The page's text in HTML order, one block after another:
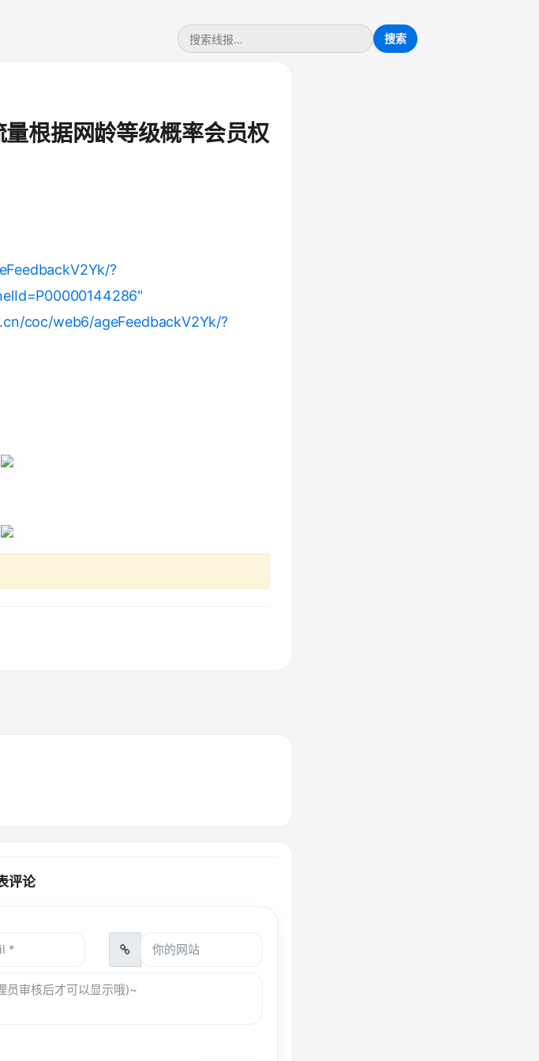
根据网龄等级概率会员权
?
coc/web6/ageFeedbackV2Yk/?
评论